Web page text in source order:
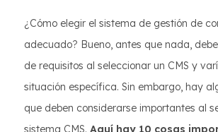
¿Cómo elegir el sistema de gestión de
adecuado? Bueno, antes que nada,
de requisitos al seleccionar un CMS y
situación específica. Sin embargo, hay
que deben considerarse importantes al
sistema CMS. Aquí hay 10 cosas